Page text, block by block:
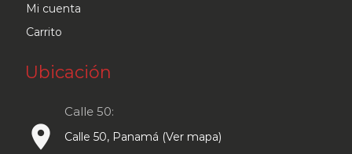
Mi cuenta
Carrito
Ubicación
place
Calle 50:
Calle 50, Panamá (Ver mapa)